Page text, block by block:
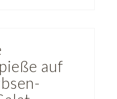
auf